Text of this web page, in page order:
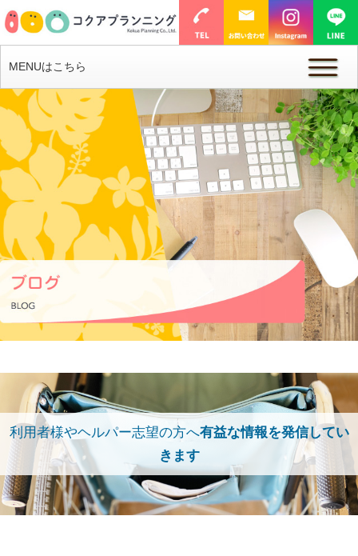
MENUはこちら
利用者様やヘルパー志望の方へ有益な情報を発信してい
きます